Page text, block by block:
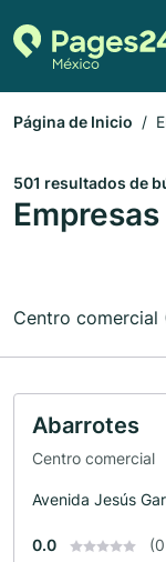
Página de Inicio
501 resultados de
Centro comercial
Abarrotes
Centro comercial
Avenida Jesús
0.0